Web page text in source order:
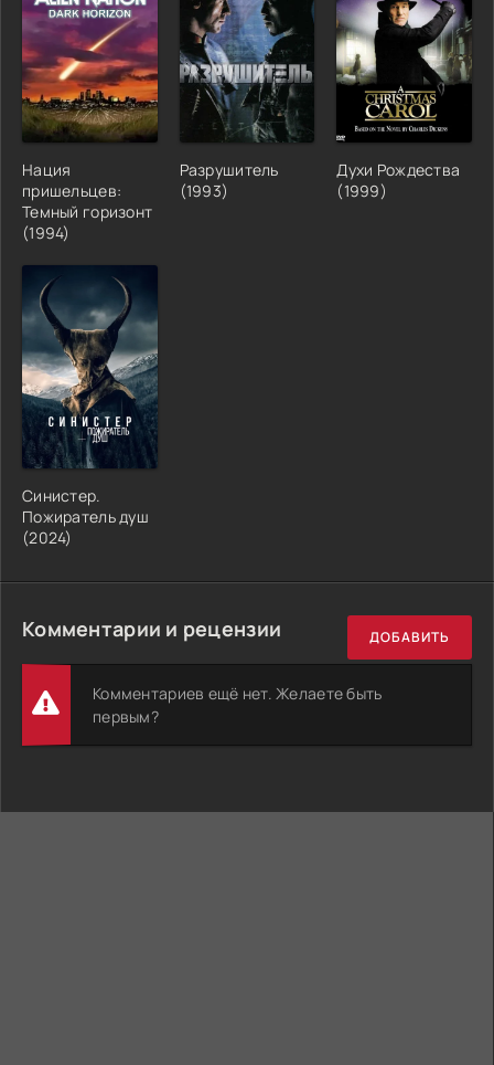
Нация
пришельцев:
Темный горизонт
(1994)
Разрушитель
(1993)
Духи Рождества
(1999)
Синистер.
Пожиратель душ
(2024)
Комментарии и рецензии ДОБАВИТЬ
Комментариев ещё нет. Желаете быть
первым?